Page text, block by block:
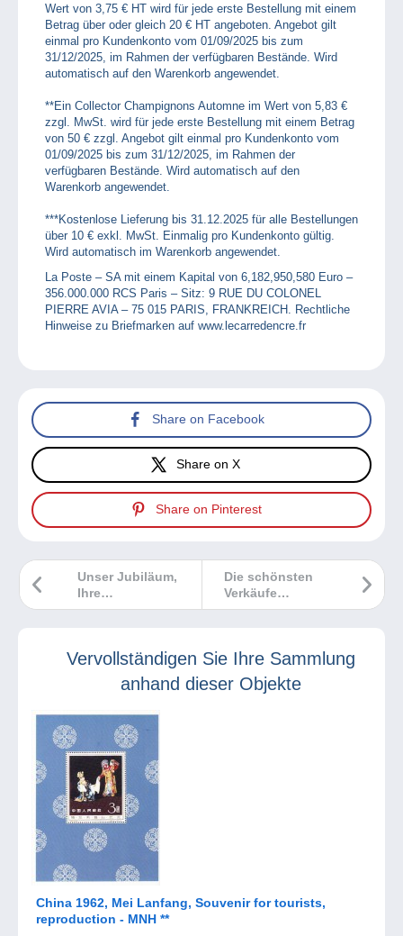
Wert von 3,75 € HT wird für jede erste Bestellung mit einem
Betrag über oder gleich 20 € HT angeboten. Angebot gilt
einmal pro Kundenkonto vom 01/09/2025 bis zum
31/12/2025, im Rahmen der verfügbaren Bestände. Wird
automatisch auf den Warenkorb angewendet.
**Ein Collector Champignons Automne im Wert von 5,83 €
zzgl. MwSt. wird für jede erste Bestellung mit einem Betrag
von 50 € zzgl. Angebot gilt einmal pro Kundenkonto vom
01/09/2025 bis zum 31/12/2025, im Rahmen der
verfügbaren Bestände. Wird automatisch auf den
Warenkorb angewendet.
***Kostenlose Lieferung bis 31.12.2025 für alle Bestellungen
über 10 € exkl. MwSt. Einmalig pro Kundenkonto gültig.
Wird automatisch im Warenkorb angewendet.
La Poste – SA mit einem Kapital von 6,182,950,580 Euro –
356.000.000 RCS Paris – Sitz: 9 RUE DU COLONEL
PIERRE AVIA – 75 015 PARIS, FRANKREICH. Rechtliche
Hinweise zu Briefmarken auf www.lecarredencre.fr
Share on Facebook
Share on X
Share on Pinterest
Die schönsten
Verkäufe
Delcampe
Unser Jubiläum,
Ihre
Überraschung!
Vervollständigen Sie Ihre Sammlung
anhand dieser Objekte
China 1962, Mei Lanfang, Souvenir for tourists,
reproduction - MNH **